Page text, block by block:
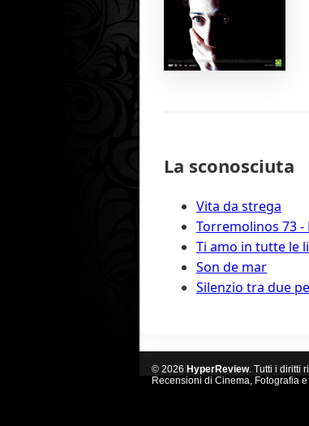
La sconosciuta
Vita da strega
Torremolinos 73
Ti amo in tutte le
Son de mar
Silenzio tra due
© 2026 HyperReview. Tutti i diritti
Recensioni di Cinema, Fotografia